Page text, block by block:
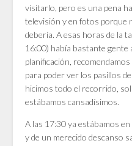
visitarlo, pero es una pena
televisión y en fotos porque
debería. A esas horas de la
16:00) había bastante gente
planificación,
para poder ver los pasillos
hicimos todo el recorrido,
estábamos cansadísimos.
A las 17:30 ya estábamos
y de un merecido descanso